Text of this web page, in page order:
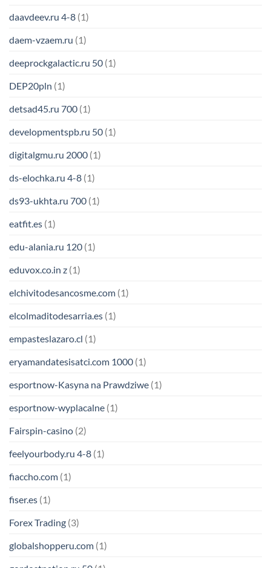
daavdeev.ru 4-8 (1)
daem-vzaem.ru (1)
deeprockgalactic.ru 50 (1)
DEP20pln (1)
detsad45.ru 700 (1)
developmentspb.ru 50 (1)
digitalgmu.ru 2000 (1)
ds-elochka.ru 4-8 (1)
ds93-ukhta.ru 700 (1)
eatfit.es (1)
edu-alania.ru 120 (1)
eduvox.co.in z (1)
elchivitodesancosme.com (1)
elcolmaditodesarria.es (1)
empasteslazaro.cl (1)
eryamandatesisatci.com 1000 (1)
esportnow-Kasyna na Prawdziwe (1)
esportnow-wyplacalne (1)
Fairspin-casino (2)
feelyourbody.ru 4-8 (1)
fiaccho.com (1)
fiser.es (1)
Forex Trading (3)
globalshopperu.com (1)